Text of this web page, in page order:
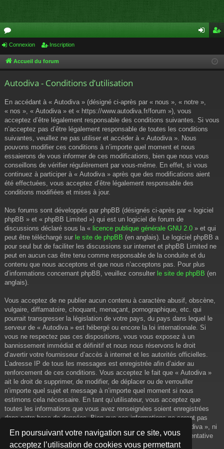
En poursuivant votre navigation sur ce site, vous
acceptez l’utilisation de cookies vous permettant
or
u cri
Connexion Inscription
Accueil du forum
Autodiva - Conditions d’utilisation
En accédant à « Autodiva » (désigné ci-après par « nous », « notre »,
« nos », « Autodiva » et « https://www.autodiva.fr/forum »), vous
acceptez d’être légalement responsable des conditions suivantes. Si vous
n’acceptez pas d’être légalement responsable de toutes les conditions
suivantes, veuillez ne pas utiliser et accéder à « Autodiva ». Nous
pouvons modifier ces conditions à n’importe quel moment et nous
essaierons de vous informer de ces modifications, bien que nous vous
conseillons de vérifier régulièrement par vous-même. En effet, si vous
continuez à participer à « Autodiva » après que des modifications aient
été effectuées, vous acceptez d’être légalement responsable des
conditions modifiées et mises à jour.
Nos forums sont développés par phpBB (désignés ci-après par « logiciel
phpBB » et « phpBB Limited ») qui est un logiciel de forum de
discussions déclaré sous la « licence publique générale GNU 2.0 » et qui
peut être téléchargé sur le site de phpBB (en anglais). Le logiciel phpBB a
pour seul but de faciliter les discussions sur internet et phpBB Limited ne
peut en aucun cas être tenu comme responsable de la conduite et du
contenu que nous acceptons et que nous n’acceptons pas. Pour plus
d’informations concernant phpBB, veuillez consulter le site de phpBB (en
anglais).
Vous acceptez de ne publier aucun contenu à caractère abusif, obscène,
vulgaire, diffamatoire, choquant, menaçant, pornographique, etc. qui
pourrait transgresser la législation de votre pays, du pays dans lequel le
serveur de « Autodiva » est hébergé ou encore la loi internationale. Si
vous ne respectez pas ces dispositions, vous vous exposez à un
bannissement immédiat et définitif et nous nous réservons le droit
d’avertir votre fournisseur d’accès à internet et les autorités officielles.
L’adresse IP de tous les messages est enregistrée afin d’aider au
renforcement de ces conditions. Vous acceptez le fait que « Autodiva »
ait le droit de supprimer, de modifier, de déplacer ou de verrouiller
n’importe quel sujet et message à n’importe quel moment si nous
estimons cela nécessaire. En tant qu’utilisateur, vous acceptez que
toutes les informations que vous avez renseignées soient enregistrées
dans notre base de données. Bien que ces informations ne seront pas
diffusées à une tierce partie sans votre consentement, ni « Autodiva », ni
phpBB, ne pourront être tenus comme responsables en cas de tentative
de piratage informatique visant à compromettre vos données.